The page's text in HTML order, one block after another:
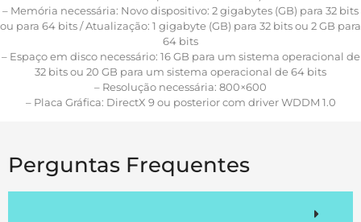
– Memória necessária: Novo dispositivo: 2 gigabytes (GB) para 32 bits
ou para 64 bits / Atualização: 1 gigabyte (GB) para 32 bits ou 2 GB para
64 bits
– Espaço em disco necessário: 16 GB para um sistema operacional de
32 bits ou 20 GB para um sistema operacional de 64 bits
– Resolução necessária: 800×600
– Placa Gráfica: DirectX 9 ou posterior com driver WDDM 1.0
Perguntas Frequentes